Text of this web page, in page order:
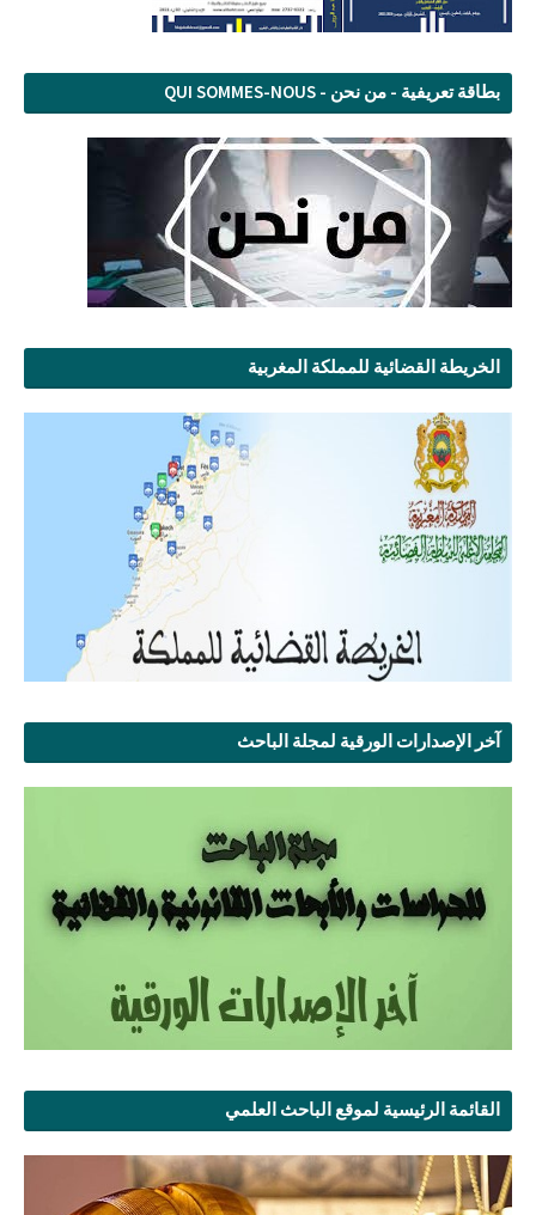
بطاقة تعريفية - من نحن - QUI SOMMES-NOUS
الخريطة القضائية للمملكة المغربية
آخر الإصدارات الورقية لمجلة الباحث
القائمة الرئيسية لموقع الباحث العلمي